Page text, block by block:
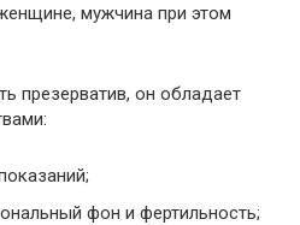
мужчина при этом
презерватив, он обладает
фон и фертильность;